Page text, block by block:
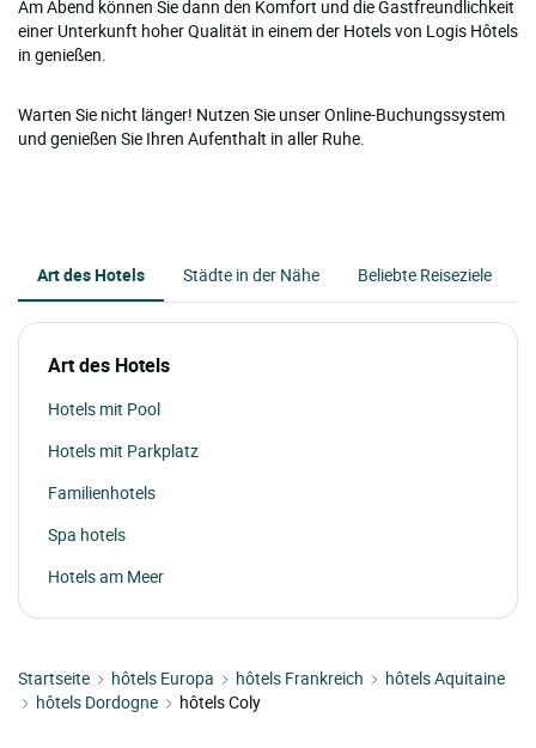
Am Abend können Sie dann den Komfort und die Gastfreundlichkeit
einer Unterkunft hoher Qualität in einem der Hotels von Logis Hôtels
in genießen.
Warten Sie nicht länger! Nutzen Sie unser Online-Buchungssystem
und genießen Sie Ihren Aufenthalt in aller Ruhe.
Art des Hotels Städte in der Nähe Beliebte Reiseziele
Art des Hotels
Hotels mit Pool
Hotels mit Parkplatz
Familienhotels
Spa hotels
Hotels am Meer
Startseite hôtels Europa hôtels Frankreich
hôtels Aquitaine
hôtels Dordogne
hôtels Coly